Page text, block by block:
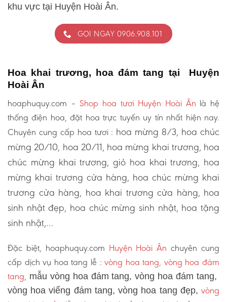
khu vực tại Huyện Hoài Ân.
GỌI NGAY 0906.908.101
Hoa khai trương, hoa đám tang tại Huyện
Hoài Ân
hoaphuquy.com – Shop hoa tươi Huyện Hoài Ân là hệ
thống điện hoa, đặt hoa trực tuyến uy tín nhất hiện nay.
Chuyên cung cấp hoa tươi : hoa mừng 8/3, hoa chúc
mừng 20/10, hoa 20/11, hoa mừng khai trương, hoa
chúc mừng khai trương, giỏ hoa khai trương, hoa
mừng khai trương cửa hàng, hoa chúc mừng khai
trương cửa hàng, hoa khai trương cửa hàng, hoa
sinh nhật đẹp, hoa chúc mừng sinh nhật, hoa tặng
sinh nhật,…
Đặc biệt, hoaphuquy.com Huyện Hoài Ân chuyên cung
cấp dịch vụ hoa tang lễ :vòng hoa tang, vòng hoa đám
tang, mẫu vòng hoa đám tang, vòng hoa đám tang,
vòng hoa viếng đám tang, vòng hoa tang đẹp, vòng